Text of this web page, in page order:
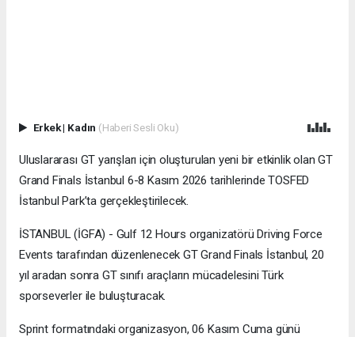
Erkek| Kadın (Haberi Sesli Oku)
Uluslararası GT yarışları için oluşturulan yeni bir etkinlik olan GT
Grand Finals İstanbul 6-8 Kasım 2026 tarihlerinde TOSFED
İstanbul Park’ta gerçekleştirilecek.
İSTANBUL (İGFA) - Gulf 12 Hours organizatörü Driving Force
Events tarafından düzenlenecek GT Grand Finals İstanbul, 20
yıl aradan sonra GT sınıfı araçların mücadelesini Türk
sporseverler ile buluşturacak.
Sprint formatındaki organizasyon, 06 Kasım Cuma günü